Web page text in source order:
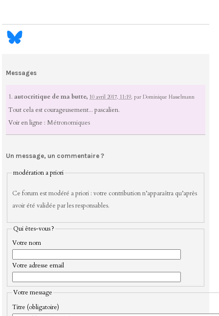
Messages
1. autocritique de ma butte, 10 avril 2017, 11:19,parDominique Hasselmann
Tout cela est courageusement... pascalien.
Voir en ligne : Métronomiques
Un message, un commentaire ?
modération a priori
Ce forum est modéré a priori : votre contribution n’apparaîtra qu’après
avoir été validée par les responsables.
Qui êtes-vous ?
Votre nom
Votre adresse email
Votre message
Titre (obligatoire)